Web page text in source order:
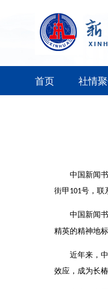
首页 社情
中国新闻
街甲 101号，联
中国新闻
精英的精神地标
近年来，
效应，成为长